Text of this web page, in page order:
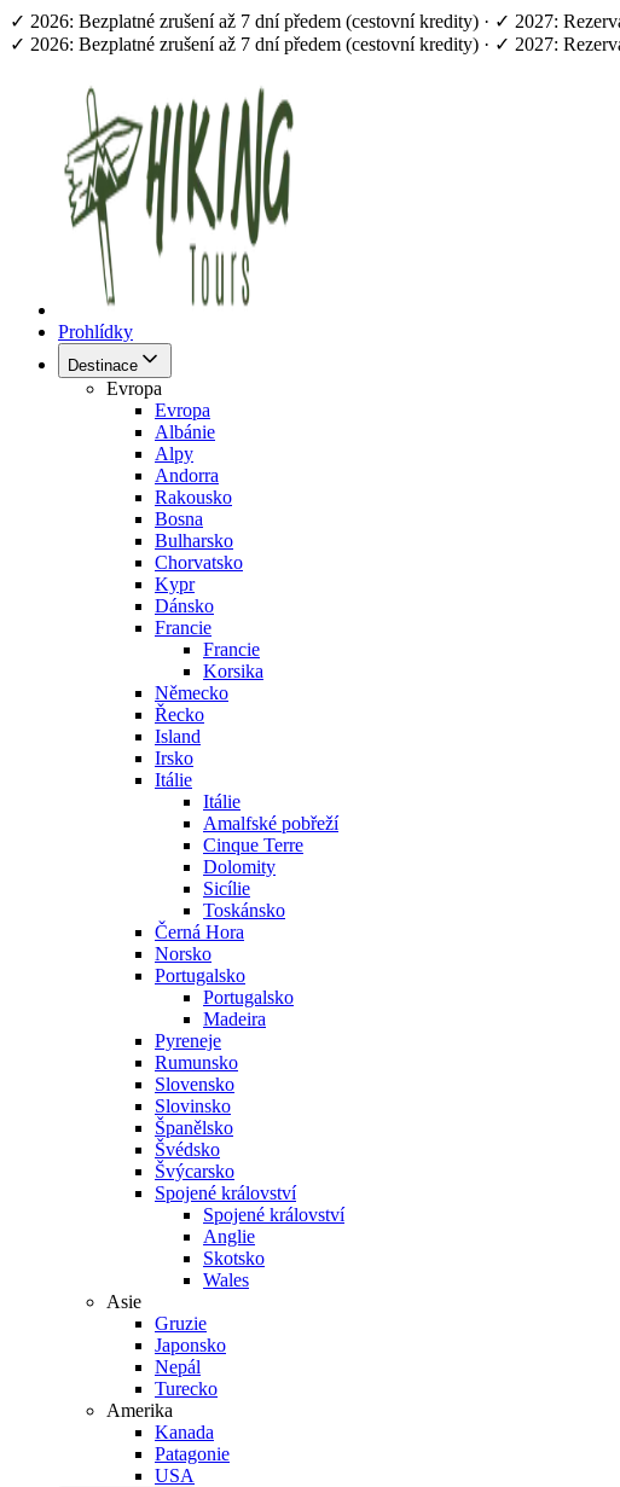
✓ 2026: Bezplatné zrušení až 7 dní předem (cestovní kredity) · ✓ 2027:
✓ 2026: Bezplatné zrušení až 7 dní předem (cestovní kredity) · ✓ 2027:
Prohlídky
Destinace
Evropa
Evropa
Albánie
Alpy
Andorra
Rakousko
Bosna
Bulharsko
Chorvatsko
Kypr
Dánsko
Francie
Francie
Korsika
Německo
Řecko
Island
Irsko
Itálie
Itálie
Amalfské pobřeží
Cinque Terre
Dolomity
Sicílie
Toskánsko
Černá Hora
Norsko
Portugalsko
Portugalsko
Madeira
Pyreneje
Rumunsko
Slovensko
Slovinsko
Španělsko
Švédsko
Švýcarsko
Spojené království
Spojené království
Anglie
Skotsko
Wales
Asie
Gruzie
Japonsko
Nepál
Turecko
Amerika
Kanada
Patagonie
USA